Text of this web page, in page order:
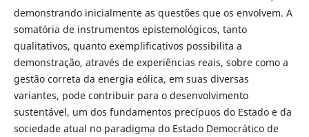
demonstrando inicialmente as questões que os envolvem. A
somatória de instrumentos epistemológicos, tanto
qualitativos, quanto exemplificativos possibilita a
demonstração, através de experiências reais, sobre como a
gestão correta da energia eólica, em suas diversas
variantes, pode contribuir para o desenvolvimento
sustentável, um dos fundamentos precípuos do Estado e da
sociedade atual no paradigma do Estado Democrático de